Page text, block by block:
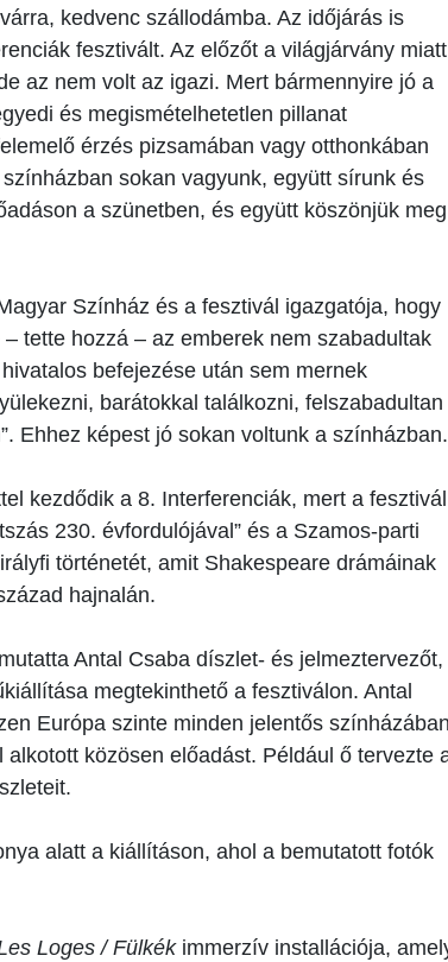
kedvenc szállodámba. Az időjárás is
fesztivált. Az előzőt a világjárvány miatt
az nem volt az igazi. Mert bármennyire jó a
és megismételhetetlen pillanat
érzés pizsamában vagy otthonkában
sokan vagyunk, együtt sírunk és
a szünetben, és együtt köszönjük meg
Színház és a fesztivál igazgatója, hogy
tette hozzá – az emberek nem szabadultak
befejezése után sem mernek
barátokkal találkozni, felszabadultan
Ehhez képest jó sokan voltunk a színházban.
kezdődik a 8. Interferenciák, mert a fesztivál
230. évfordulójával” és a Szamos-parti
történetét, amit Shakespeare drámáinak
hajnalán.
Antal Csaba díszlet- és jelmeztervezőt,
megtekinthető a fesztiválon. Antal
Európa szinte minden jelentős
közösen előadást. Például ő tervezte
alatt a kiállításon, ahol a bemutatott fotók
Loges / Fülkékimmerzív installációja,